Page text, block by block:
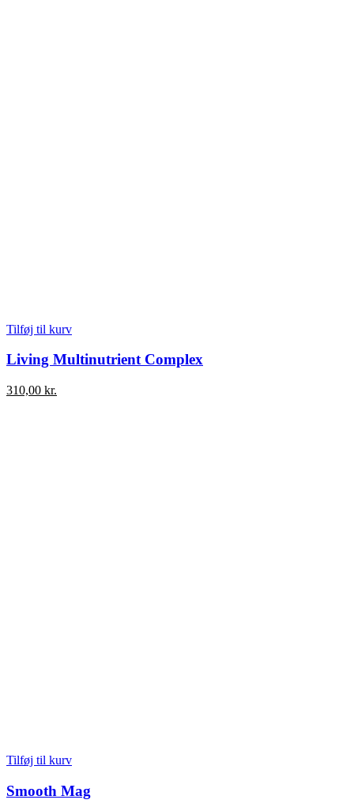
Tilføj til kurv
Living Multinutrient Complex
310,00 kr.
Tilføj til kurv
Smooth Mag